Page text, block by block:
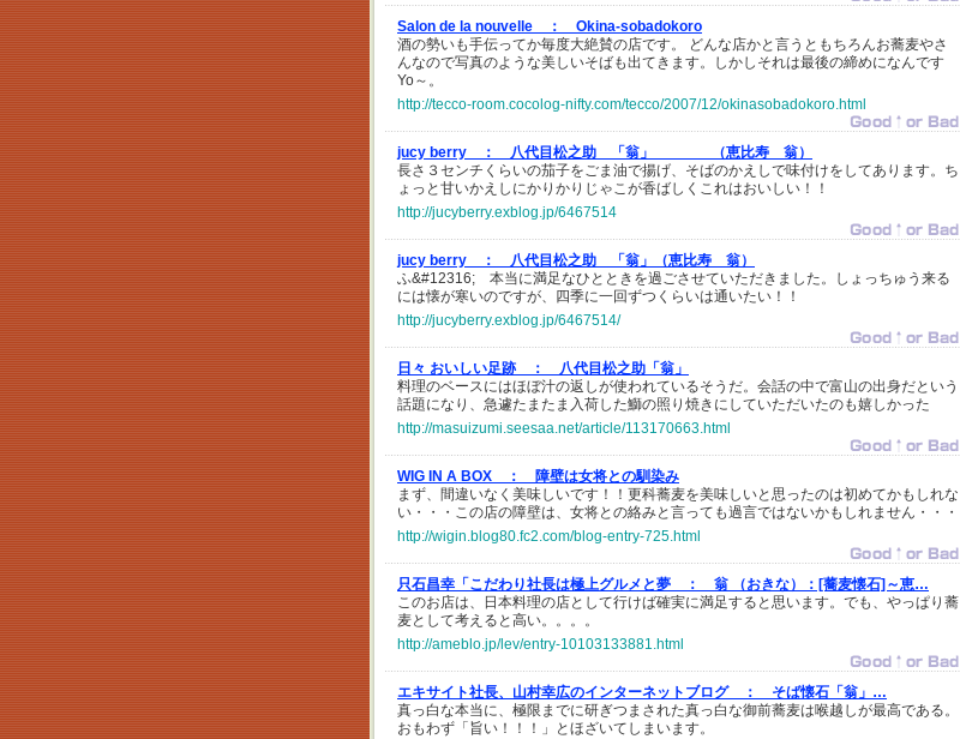
Salon de la nouvelle ：
Okina-sobadokoro
酒の勢いも手伝ってか毎度大絶賛の店です。 どんな店かと言うともちろんお蕎麦やさ
んなので写真のような美しいそばも出てきます。しかしそれは最後の締めになんです
Yo～。
http://tecco-room.cocolog-nifty.com/tecco/2007/12/okinasobadokoro.html
jucy berry ：
八代目松之助 「翁」 （恵比寿 翁）
長さ３センチくらいの茄子をごま油で揚げ、そばのかえしで味付けをしてあります。ち
ょっと甘いかえしにかりかりじゃこが香ばしくこれはおいしい！！
http://jucyberry.exblog.jp/6467514
jucy berry ：
八代目松之助 「翁」（恵比寿 翁）
ふ&#12316; 本当に満足なひとときを過ごさせていただきました。しょっちゅう来る
には懐が寒いのですが、四季に一回ずつくらいは通いたい！！
http://jucyberry.exblog.jp/6467514/
日々 おいしい足跡 ：
八代目松之助「翁」
料理のベースにはほぼ汁の返しが使われているそうだ。会話の中で富山の出身だという
話題になり、急遽たまたま入荷した鰤の照り焼きにしていただいたのも嬉しかった
http://masuizumi.seesaa.net/article/113170663.html
WIG IN A BOX ：
障壁は女将との馴染み
まず、間違いなく美味しいです！！更科蕎麦を美味しいと思ったのは初めてかもしれな
い・・・この店の障壁は、女将との絡みと言っても過言ではないかもしれません・・・
http://wigin.blog80.fc2.com/blog-entry-725.html
只石昌幸「こだわり社長は極上グルメと夢 ：
翁 （おきな）：[蕎麦懐石]～恵…
このお店は、日本料理の店として行けば確実に満足すると思います。でも、やっぱり蕎
麦として考えると高い。。。。
http://ameblo.jp/lev/entry-10103133881.html
エキサイト社長、山村幸広のインターネットブログ ：
そば懐石「翁」…
真っ白な本当に、極限までに研ぎつまされた真っ白な御前蕎麦は喉越しが最高である。
おもわず「旨い！！！」とほざいてしまいます。